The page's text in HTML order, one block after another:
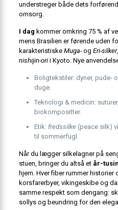
understreger både dets
omsorg.
I dag kommer omkring 75 % af
mens Brasilien er førende uden
karakteristiske Muga-og Eri-silker
nishijin-orii Kyoto. Nye
Boligtekstiler: dyner, pude-
duge.
Teknologi & medicin:
biokompositter.
Etik: fredssilke(peace silk)
til sommerfugl.
Når du lægger silkelagner på
stuen, bringer du altså et år-
hjem. Hver fiber rummer historier
korsfarerbyer, vikingeskibe og
samme respekt som dengang:
sollys og beundring for den